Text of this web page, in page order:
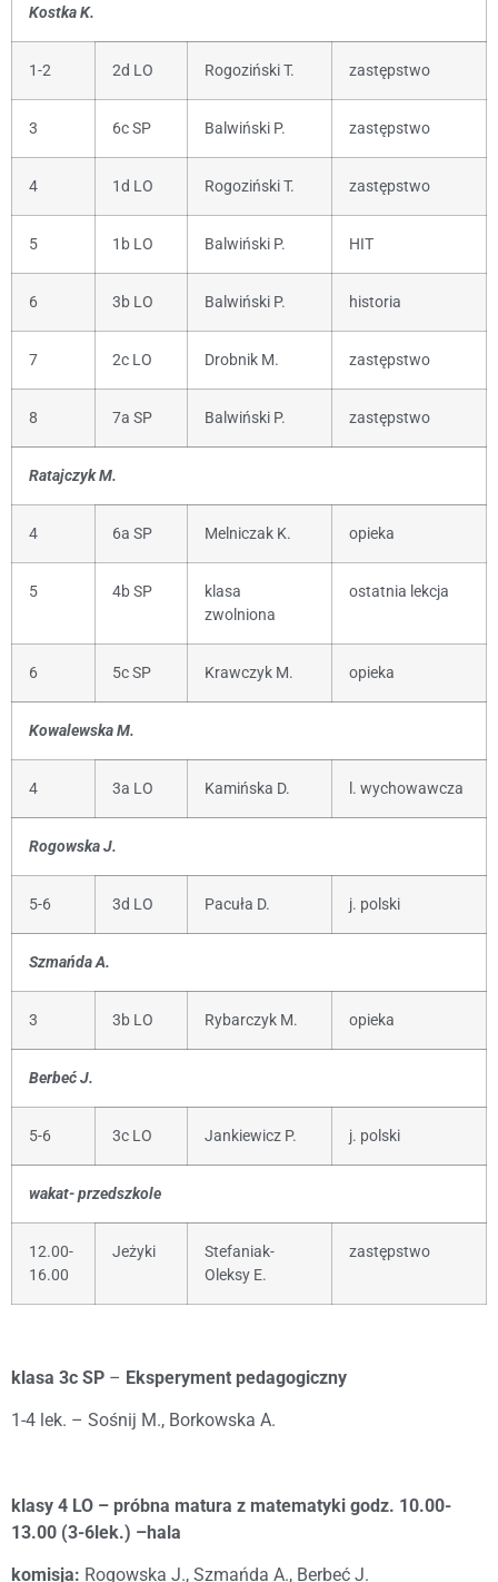
Kostka K.
1-2 2d LO Rogoziński T. zastępstwo
3 6c SP Balwiński P. zastępstwo
4 1d LO Rogoziński T. zastępstwo
5 1b LO Balwiński P. HIT
6 3b LO Balwiński P. historia
7 2c LO Drobnik M. zastępstwo
8 7a SP Balwiński P. zastępstwo
Ratajczyk M.
4 6a SP Melniczak K. opieka
5 4b SP
klasa
zwolniona
ostatnia lekcja
6 5c SP Krawczyk M. opieka
Kowalewska M.
4 3a LO Kamińska D. l. wychowawcza
Rogowska J.
5-6 3d LO Pacuła D. j. polski
Szmańda A.
3 3b LO Rybarczyk M. opieka
Berbeć J.
5-6 3c LO Jankiewicz P. j. polski
wakat- przedszkole
12.00-
16.00
Jeżyki
Stefaniak-
Oleksy E.
zastępstwo
klasa 3c SP – Eksperyment pedagogiczny
1-4 lek. – Sośnij M., Borkowska A.
klasy 4 LO – próbna matura z matematyki godz. 10.00-
13.00 (3-6lek.) –hala
komisja: Rogowska J., Szmańda A., Berbeć J.